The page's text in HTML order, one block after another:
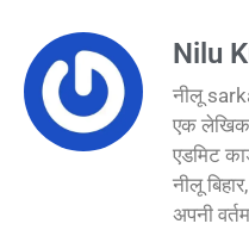
Nilu
नीलू
एक
एडमिट
नीलू
अपनी